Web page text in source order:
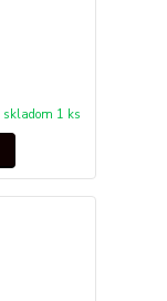
skladom 1 ks